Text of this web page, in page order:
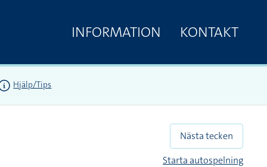
INFORMATION KONTAKT
Hjälp/Tips
Nästa tecken
Starta autospelning